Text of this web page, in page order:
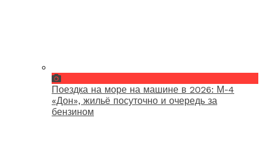
Поездка на море на машине в 2026: М-4
«Дон», жильё посуточно и очередь за
бензином